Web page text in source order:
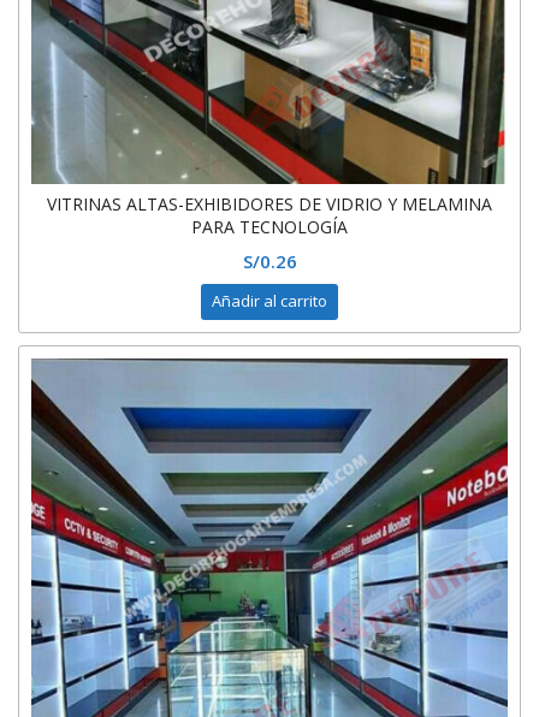
VITRINAS ALTAS-EXHIBIDORES DE VIDRIO Y MELAMINA
PARA TECNOLOGÍA
S/0.26
Añadir al carrito